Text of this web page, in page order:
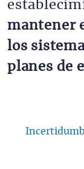
mantener
los
planes de